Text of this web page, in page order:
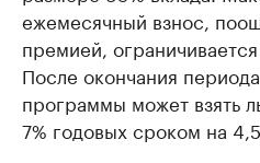
ежемесячный взнос,
премией,
После окончания
программы может взять
7% годовых сроком на